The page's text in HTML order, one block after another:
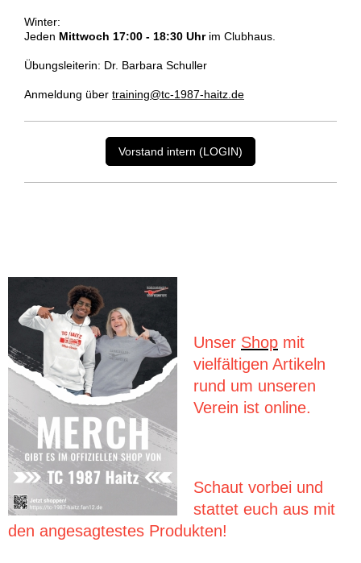
Winter:
Jeden Mittwoch 17:00 - 18:30 Uhrim Clubhaus.
Übungsleiterin: Dr. Barbara Schuller
Anmeldung über training@tc-1987-haitz.de
Vorstand intern (LOGIN)
Unser Shop mit
vielfältigen Artikeln
rund um unseren
Verein ist online.
Schaut vorbei und
stattet euch aus mit
den angesagtestes Produkten!